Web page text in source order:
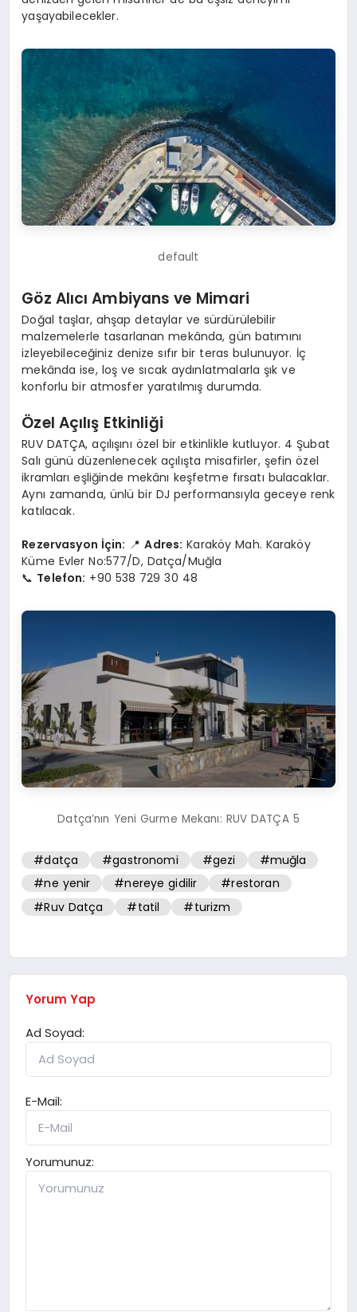
yaşayabilecekler.
default
Göz Alıcı Ambiyans ve Mimari
Doğal taşlar, ahşap detaylar ve sürdürülebilir
malzemelerle tasarlanan mekânda, gün batımını
izleyebileceğiniz denize sıfır bir teras bulunuyor. İç
mekânda ise, loş ve sıcak aydınlatmalarla şık ve
konforlu bir atmosfer yaratılmış durumda.
Özel Açılış Etkinliği
RUV DATÇA, açılışını özel bir etkinlikle kutluyor. 4 Şubat
Salı günü düzenlenecek açılışta misafirler, şefin özel
ikramları eşliğinde mekânı keşfetme fırsatı bulacaklar.
Aynı zamanda, ünlü bir DJ performansıyla geceye renk
katılacak.
Rezervasyon İçin: 📍Adres: Karaköy Mah. Karaköy
Küme Evler No:577/D, Datça/Muğla
📞 Telefon: +90 538 729 30 48
Datça’nın Yeni Gurme Mekanı: RUV DATÇA 5
#datça #gastronomi #gezi
#muğla
#ne yenir
#nereye gidilir
#restoran
#Ruv Datça
#tatil #turizm
Yorum Yap
Ad Soyad:
E-Mail:
Yorumunuz: